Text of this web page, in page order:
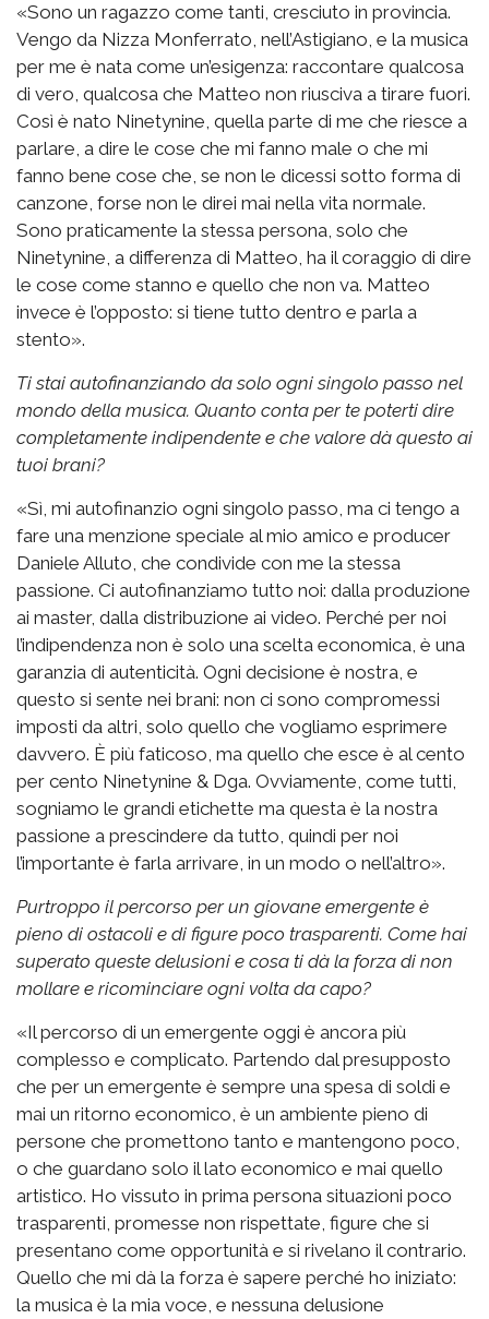
«Sono un ragazzo come tanti, cresciuto in provincia.
Vengo da Nizza Monferrato, nell’Astigiano, e la musica
per me è nata come un’esigenza: raccontare qualcosa
di vero, qualcosa che Matteo non riusciva a tirare fuori.
Così è nato Ninetynine, quella parte di me che riesce a
parlare, a dire le cose che mi fanno male o che mi
fanno bene cose che, se non le dicessi sotto forma di
canzone, forse non le direi mai nella vita normale.
Sono praticamente la stessa persona, solo che
Ninetynine, a differenza di Matteo, ha il coraggio di dire
le cose come stanno e quello che non va. Matteo
invece è l’opposto: si tiene tutto dentro e parla a
stento».
Ti stai autofinanziando da solo ogni singolo passo nel
mondo della musica. Quanto conta per te poterti dire
completamente indipendente e che valore dà questo ai
tuoi brani?
«Sì, mi autofinanzio ogni singolo passo, ma ci tengo a
fare una menzione speciale al mio amico e producer
Daniele Alluto, che condivide con me la stessa
passione. Ci autofinanziamo tutto noi: dalla produzione
ai master, dalla distribuzione ai video. Perché per noi
l’indipendenza non è solo una scelta economica, è una
garanzia di autenticità. Ogni decisione è nostra, e
questo si sente nei brani: non ci sono compromessi
imposti da altri, solo quello che vogliamo esprimere
davvero. È più faticoso, ma quello che esce è al cento
per cento Ninetynine & Dga. Ovviamente, come tutti,
sogniamo le grandi etichette ma questa è la nostra
passione a prescindere da tutto, quindi per noi
l’importante è farla arrivare, in un modo o nell’altro».
Purtroppo il percorso per un giovane emergente è
pieno di ostacoli e di figure poco trasparenti. Come hai
superato queste delusioni e cosa ti dà la forza di non
mollare e ricominciare ogni volta da capo?
«Il percorso di un emergente oggi è ancora più
complesso e complicato. Partendo dal presupposto
che per un emergente è sempre una spesa di soldi e
mai un ritorno economico, è un ambiente pieno di
persone che promettono tanto e mantengono poco,
o che guardano solo il lato economico e mai quello
artistico. Ho vissuto in prima persona situazioni poco
trasparenti, promesse non rispettate, figure che si
presentano come opportunità e si rivelano il contrario.
Quello che mi dà la forza è sapere perché ho iniziato:
la musica è la mia voce, e nessuna delusione